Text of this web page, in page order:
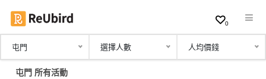
繁
0
屯門 選擇人數 人均價錢
屯門 所有活動